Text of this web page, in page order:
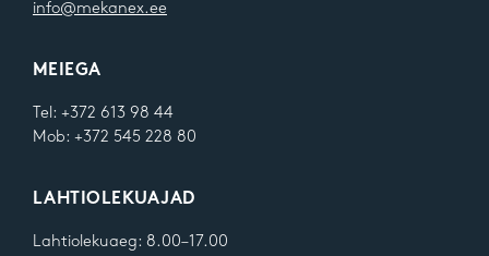
info@mekanex.ee
MEIEGA
Tel: +372 613 98 44
Mob: +372 545 228 80
LAHTIOLEKUAJAD
Lahtiolekuaeg: 8.00–17.00